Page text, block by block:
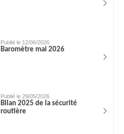
Publié le 12/06/2026
Baromètre mai 2026
Publié le 29/05/2026
Bilan 2025 de la sécurité
routière